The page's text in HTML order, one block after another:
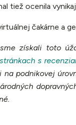
tiež ocenila
čakárne a
získali toto
s
podnikovej